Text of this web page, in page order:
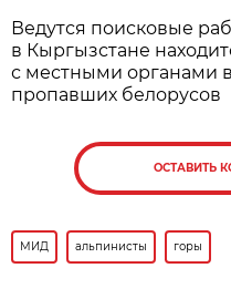
Ведутся поисковые
в Кыргызстане
с местными органами
пропавших белорусов
ОСТАВИТЬ
МИД альпинисты горы